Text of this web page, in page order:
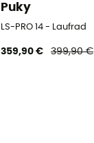
Puky
LS-PRO 14 - Laufrad
359,90 € 399,90 €